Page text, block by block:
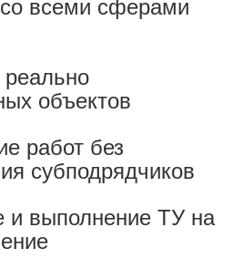
объектов
работ без
субподрядчиков
и выполнение ТУ на